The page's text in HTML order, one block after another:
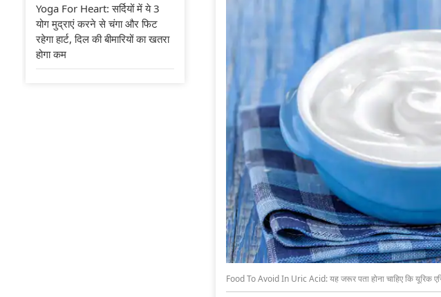
Food To Avoid In Uric Acid: यह जरूर पता होना चाहिए कि यूरिक
Yoga For Heart: सर्दियों में ये 3
योग मुद्राएं करने से चंगा और फिट
रहेगा हार्ट, दिल की बीमारियों का खतरा
होगा कम